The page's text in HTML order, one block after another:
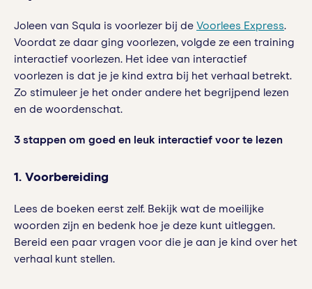
Joleen van Squla is voorlezer bij de Voorlees Express.
Voordat ze daar ging voorlezen, volgde ze een training
interactief voorlezen. Het idee van interactief
voorlezen is dat je je kind extra bij het verhaal betrekt.
Zo stimuleer je het onder andere het begrijpend lezen
en de woordenschat.
3 stappen om goed en leuk interactief voor te lezen
1. Voorbereiding
Lees de boeken eerst zelf. Bekijk wat de moeilijke
woorden zijn en bedenk hoe je deze kunt uitleggen.
Bereid een paar vragen voor die je aan je kind over het
verhaal kunt stellen.